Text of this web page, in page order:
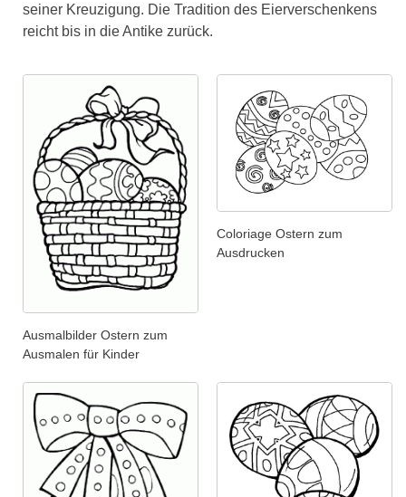
seiner Kreuzigung. Die Tradition des Eierverschenkens
reicht bis in die Antike zurück.
Ausmalbilder Ostern zum
Ausmalen für Kinder
Coloriage Ostern zum
Ausdrucken